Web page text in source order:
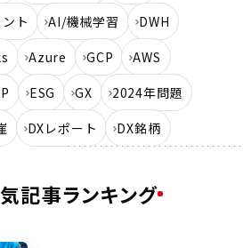
ト
AI/機械学習
DWH
Azure GCP
AWS
ESG GX
2024年問題
DXレポート DX銘柄
記事ランキング